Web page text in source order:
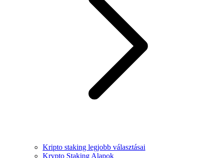
Kripto staking legjobb választásai
Krypto Staking Alapok